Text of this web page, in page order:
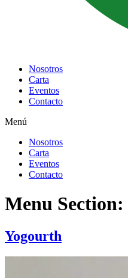
Nosotros
Carta
Eventos
Contacto
Menú
Nosotros
Carta
Eventos
Contacto
Menu Section:
Yogourth